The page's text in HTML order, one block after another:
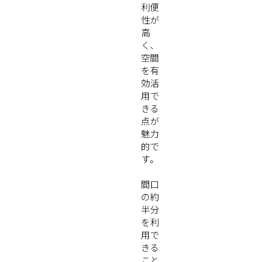
利便
性が
高
く、
空間
を有
効活
用で
きる
点が
魅力
的で
す。
間口
の約
半分
を利
用で
きる